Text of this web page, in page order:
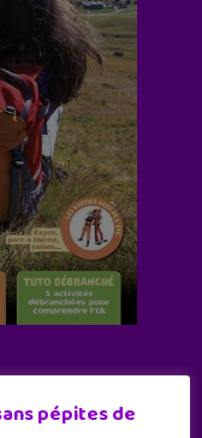
pépites de